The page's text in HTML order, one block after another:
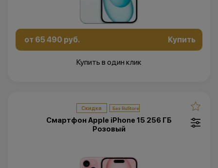
от 65 490 руб. Купить
Купить в один клик
Скидка
Смартфон Apple iPhone 15 256 ГБ
Розовый